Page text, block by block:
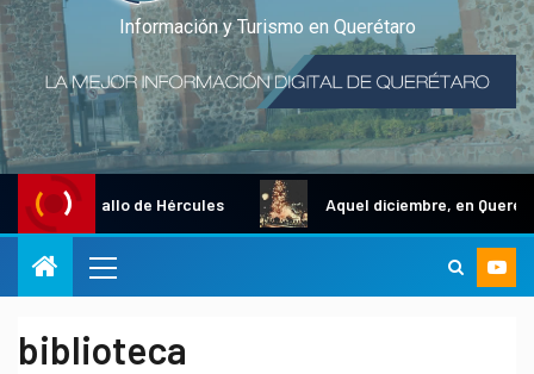
Información y Turismo en Querétaro
Gallo de Hércules Aquel diciembre, en Querétaro
biblioteca